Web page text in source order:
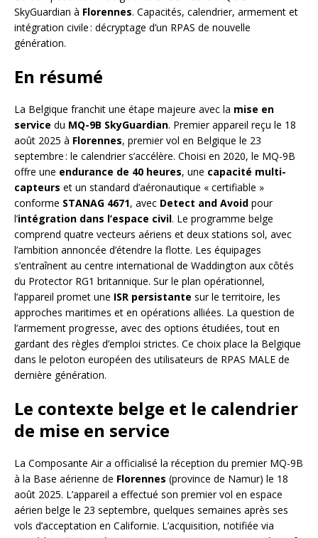
SkyGuardian à Florennes. Capacités, calendrier, armement et
intégration civile : décryptage d’un RPAS de nouvelle
génération.
En résumé
La Belgique franchit une étape majeure avec la mise en
service du MQ-9B SkyGuardian. Premier appareil reçu le 18
août 2025 à Florennes, premier vol en Belgique le 23
septembre : le calendrier s’accélère. Choisi en 2020, le MQ-9B
offre une endurance de 40 heures, une capacité multi-
capteurs et un standard d’aéronautique « certifiable »
conforme STANAG 4671, avec Detect and Avoid pour
l’intégration dans l’espace civil. Le programme belge
comprend quatre vecteurs aériens et deux stations sol, avec
l’ambition annoncée d’étendre la flotte. Les équipages
s’entraînent au centre international de Waddington aux côtés
du Protector RG1 britannique. Sur le plan opérationnel,
l’appareil promet une ISR persistante sur le territoire, les
approches maritimes et en opérations alliées. La question de
l’armement progresse, avec des options étudiées, tout en
gardant des règles d’emploi strictes. Ce choix place la Belgique
dans le peloton européen des utilisateurs de RPAS MALE de
dernière génération.
Le contexte belge et le calendrier
de mise en service
La Composante Air a officialisé la réception du premier MQ-9B
à la Base aérienne de Florennes (province de Namur) le 18
août 2025. L’appareil a effectué son premier vol en espace
aérien belge le 23 septembre, quelques semaines après ses
vols d’acceptation en Californie. L’acquisition, notifiée via